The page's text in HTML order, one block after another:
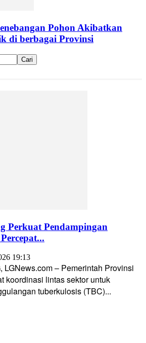
Pohon Akibatkan
di berbagai Provinsi
Perkuat Pendampingan
19:13
LGNews.com – Pemerintah Provinsi
koordinasi lintas sektor untuk
tuberkulosis (TBC)...